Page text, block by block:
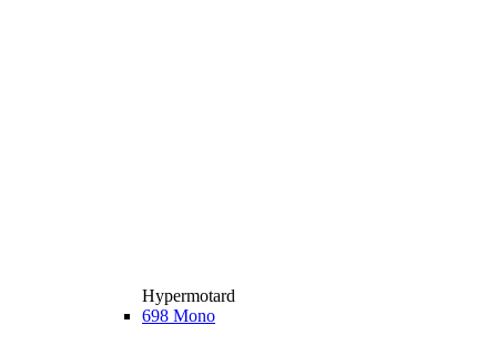
Hypermotard
698 Mono